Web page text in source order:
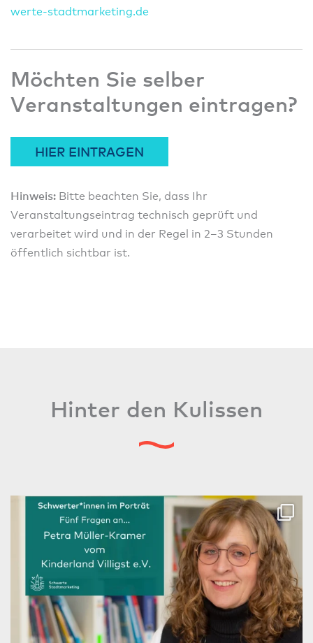
werte-stadtmarketing.de
Möchten Sie selber
Veranstaltungen eintragen?
HIER EINTRAGEN
Hinweis: Bitte beachten Sie, dass Ihr
Veranstaltungseintrag technisch geprüft und
verarbeitet wird und in der Regel in 2–3 Stunden
öffentlich sichtbar ist.
Hinter den Kulissen